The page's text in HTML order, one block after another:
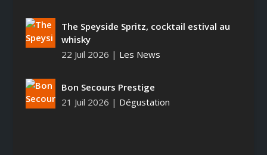
The Speyside Spritz, cocktail estival au
whisky
22 Juil 2026 | Les News
Bon Secours Prestige
21 Juil 2026 | Dégustation